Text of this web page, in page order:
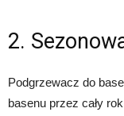
2.
Podgrzewacz do
basenu przez cały